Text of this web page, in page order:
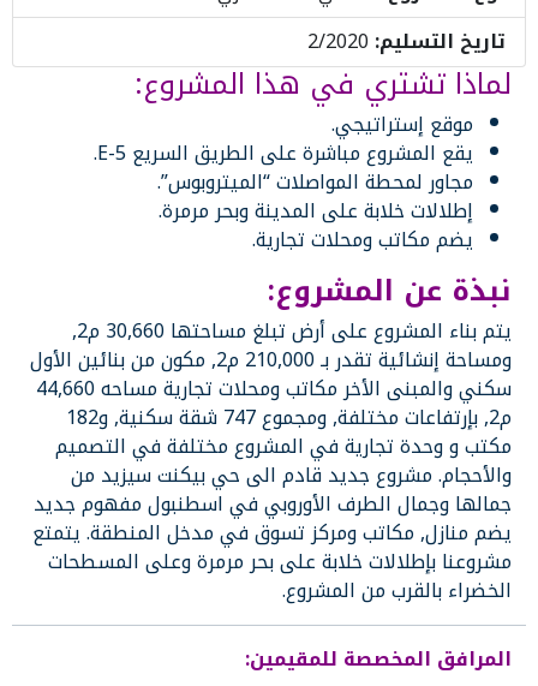
تاريخ التسليم: 2/2020
لماذا تشتري في هذا المشروع:
موقع إستراتيجي.
يقع المشروع مباشرة على الطريق السريع E-5.
مجاور لمحطة المواصلات “الميتروبوس”.
إطلالات خلابة على المدينة وبحر مرمرة.
يضم مكاتب ومحلات تجارية.
نبذة عن المشروع:
يتم بناء المشروع على أرض تبلغ مساحتها 30,660 م2,
ومساحة إنشائية تقدر بـ 210,000 م2, مكون من بنائين الأول
سكني والمبنى الأخر مكاتب ومحلات تجارية مساحه 44,660
م2, بإرتفاعات مختلفة, ومجموع 747 شقة سكنية, و182
مكتب و وحدة تجارية في المشروع مختلفة في التصميم
والأحجام. مشروع جديد قادم الى حي بيكنت سيزيد من
جمالها وجمال الطرف الأوروبي في اسطنبول مفهوم جديد
يضم منازل, مكاتب ومركز تسوق في مدخل المنطقة. يتمتع
مشروعنا بإطلالات خلابة على بحر مرمرة وعلى المسطحات
الخضراء بالقرب من المشروع.
المرافق المخصصة للمقيمين: